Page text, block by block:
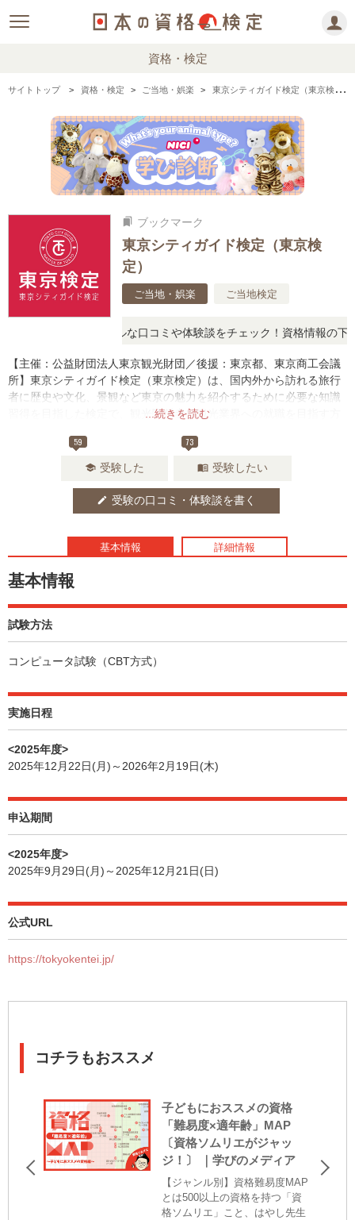
資格・検定
サイトトップ 資格・検定 ご当地・娯楽 東京シティガイド検定（東京検定）の情報まとめ
bookmarks ブックマーク
東京シティガイド検定（東京検
定）
ご当地・娯楽 ご当地検定
思ったら、リアルな口コミや体験談をチェック！資格情報の下か
...続きを読む
【主催：公益財団法人東京観光財団／後援：東京都、東京商工会議
所】東京シティガイド検定（東京検定）は、国内外から訪れる旅行
者に歴史や文化、景観など東京の魅力を紹介するために必要な知識
習得を目指した検定で、観光関係者や観光業界への就職を目指す方
59
school 受験した
73
menu_book 受験したい
edit 受験の口コミ・体験談を書く
基本情報 詳細情報
基本情報
試験方法
コンピュータ試験（CBT方式）
実施日程
<2025年度>
2025年12月22日(月)～2026年2月19日(木)
申込期間
<2025年度>
2025年9月29日(月)～2025年12月21日(日)
公式URL
https://tokyokentei.jp/
コチラもおススメ
子どもにおススメの資格
「難易度×適年齢」MAP
〔資格ソムリエがジャッ
ジ！〕 ｜学びのメディア
【ジャンル別】資格難易度MAP
とは500以上の資格を持つ「資
格ソムリエ」こと、はやし先生